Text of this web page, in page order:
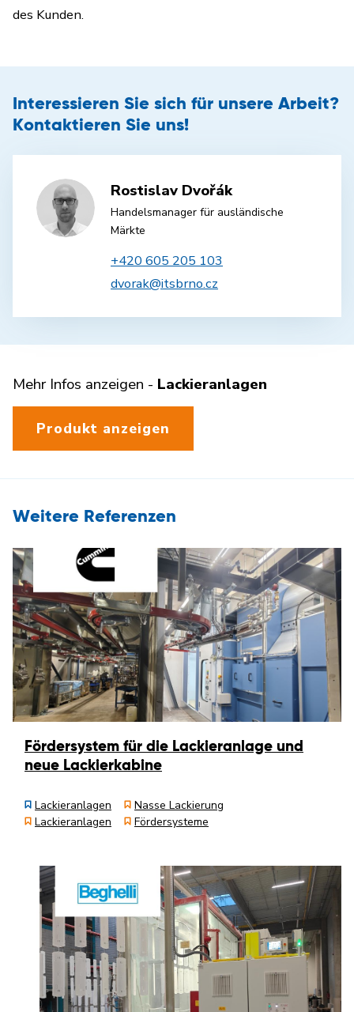
des Kunden.
Interessieren Sie sich für unsere Arbeit?
Kontaktieren Sie uns!
Rostislav Dvořák
Handelsmanager für ausländische
Märkte
+420 605 205 103
dvorak@itsbrno.cz
Mehr Infos anzeigen - Lackieranlagen
Produkt anzeigen
Weitere Referenzen
Fördersystem für die Lackieranlage und
neue Lackierkabine
Lackieranlagen
Nasse Lackierung
Lackieranlagen
Fördersysteme